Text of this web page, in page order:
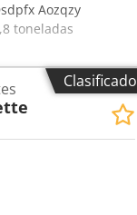
Aozqzy
toneladas
Clasificado